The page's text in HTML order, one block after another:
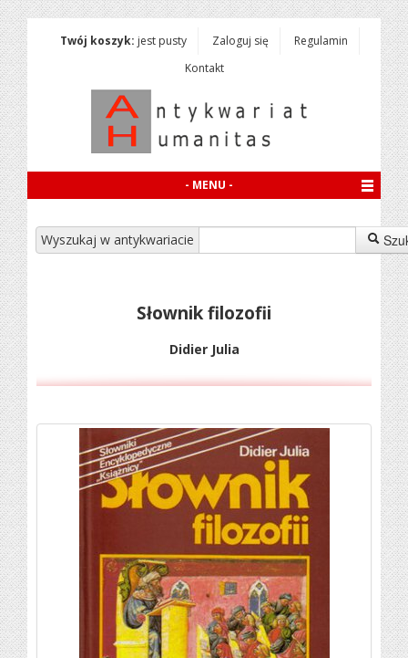
Twój koszyk: jest pusty Zaloguj się
Regulamin
Kontakt
- MENU -
Wyszukaj w antykwariacie
Słownik filozofii
Didier Julia